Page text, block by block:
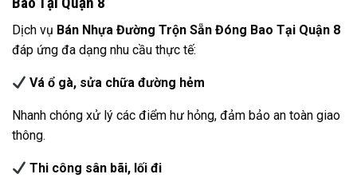
Dịch vụ Bán Nhựa Đường Trộn Sẵn Đóng Bao Tại Quận 8
đáp ứng đa dạng nhu cầu thực tế:
Vá ổ gà, sửa chữa đường hẻm
Nhanh chóng xử lý các điểm hư hỏng, đảm bảo an toàn giao
thông.
Thi công sân bãi, lối đi